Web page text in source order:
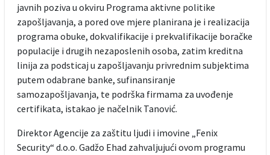
javnih poziva u okviru Programa aktivne politike
zapošljavanja, a pored ove mjere planirana je i realizacija
programa obuke, dokvalifikacije i prekvalifikacije boračke
populacije i drugih nezaposlenih osoba, zatim kreditna
linija za podsticaj u zapošljavanju privrednim subjektima
putem odabrane banke, sufinansiranje
samozapošljavanja, te podrška firmama za uvođenje
certifikata, istakao je načelnik Tanović.
Direktor Agencije za zaštitu ljudi i imovine „Fenix
Security“ d.o.o. Gadžo Ehad zahvaljujući ovom programu